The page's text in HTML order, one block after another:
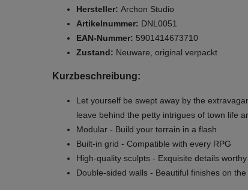
Hersteller: Archon Studio
Artikelnummer: DNL0051
EAN-Nummer: 5901414673710
Zustand: Neuware, original verpackt
Kurzbeschreibung:
Let yourself be swept away by the
leave behind the petty intrigues of town life
Modular - Build your terrain in a flash
Built-in grid - Compatible with every RPG
High-quality sculpts - Exquisite details worthy
Double-sided walls - Beautiful finishes on